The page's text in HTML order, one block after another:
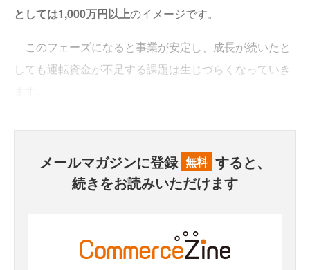
としては1,000万円以上のイメージです。
このフェーズになると事業が安定し、成長が続いたと
しても運転資金が不足する課題は生じづらくなっていき
メールマガジンに登録 無料 すると、
続きをお読みいただけます